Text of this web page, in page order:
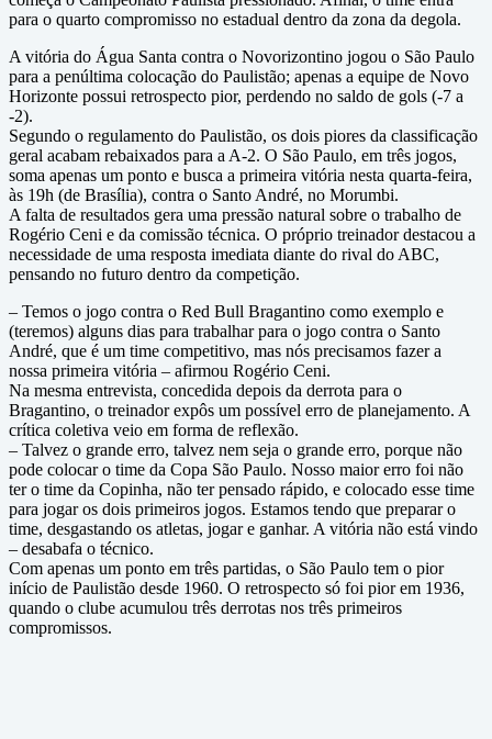
para o quarto compromisso no estadual dentro da zona da degola.
A vitória do Água Santa contra o Novorizontino jogou o São Paulo
para a penúltima colocação do Paulistão; apenas a equipe de Novo
Horizonte possui retrospecto pior, perdendo no saldo de gols (-7 a
-2).
Segundo o regulamento do Paulistão, os dois piores da classificação
geral acabam rebaixados para a A-2. O São Paulo, em três jogos,
soma apenas um ponto e busca a primeira vitória nesta quarta-feira,
às 19h (de Brasília), contra o Santo André, no Morumbi.
A falta de resultados gera uma pressão natural sobre o trabalho de
Rogério Ceni e da comissão técnica. O próprio treinador destacou a
necessidade de uma resposta imediata diante do rival do ABC,
pensando no futuro dentro da competição.
– Temos o jogo contra o Red Bull Bragantino como exemplo e
(teremos) alguns dias para trabalhar para o jogo contra o Santo
André, que é um time competitivo, mas nós precisamos fazer a
nossa primeira vitória – afirmou Rogério Ceni.
Na mesma entrevista, concedida depois da derrota para o
Bragantino, o treinador expôs um possível erro de planejamento. A
crítica coletiva veio em forma de reflexão.
– Talvez o grande erro, talvez nem seja o grande erro, porque não
pode colocar o time da Copa São Paulo. Nosso maior erro foi não
ter o time da Copinha, não ter pensado rápido, e colocado esse time
para jogar os dois primeiros jogos. Estamos tendo que preparar o
time, desgastando os atletas, jogar e ganhar. A vitória não está vindo
– desabafa o técnico.
Com apenas um ponto em três partidas, o São Paulo tem o pior
início de Paulistão desde 1960. O retrospecto só foi pior em 1936,
quando o clube acumulou três derrotas nos três primeiros
compromissos.